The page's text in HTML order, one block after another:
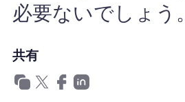
eSIMの使用
企業
必要ないでしょう。
共有